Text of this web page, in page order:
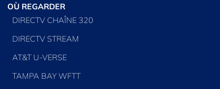
OÙ REGARDER
DIRECTV CHAÎNE 320
DIRECTV STREAM
AT&T U-VERSE
TAMPA BAY WFTT